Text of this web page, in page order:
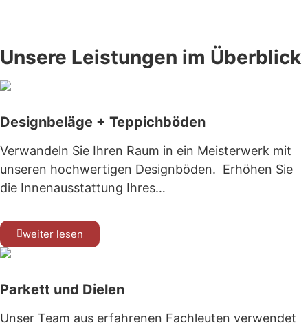
Unsere Leistungen im Überblick
Designbeläge + Teppichböden
Verwandeln Sie Ihren Raum in ein Meisterwerk mit
unseren hochwertigen Designböden. Erhöhen Sie
die Innenausstattung Ihres…
weiter lesen
Parkett und Dielen
Unser Team aus erfahrenen Fachleuten verwendet